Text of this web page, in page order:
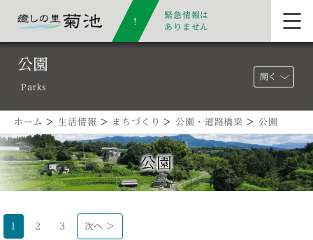
緊急情報は
ありません
公園
Parks
開く
ホーム >生活情報 > まちづくり >公園・道路橋梁 > 公園
公園
1 2 3 次へ >